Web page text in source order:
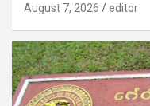
August 7, 2026 editor